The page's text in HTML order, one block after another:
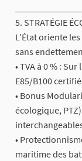
5. STRATÉGIE
L'État oriente
sans
• TVA à 0 % :
E85/B100
• Bonus
écologique,
•
maritime des